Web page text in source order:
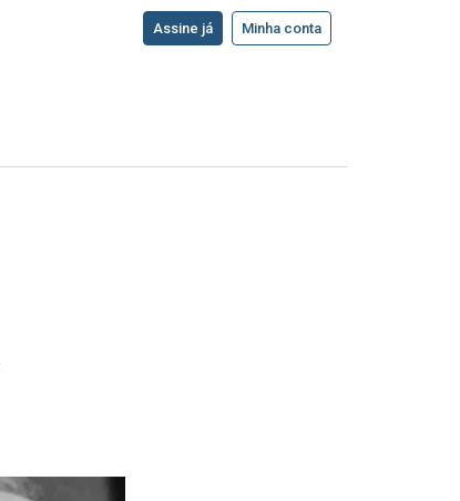
Assine já Minha conta